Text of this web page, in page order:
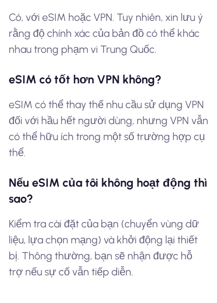
Có, với eSIM hoặc VPN. Tuy nhiên, xin lưu ý
rằng độ chính xác của bản đồ có thể khác
nhau trong phạm vi Trung Quốc.
eSIM có tốt hơn VPN không?
eSIM có thể thay thế nhu cầu sử dụng VPN
đối với hầu hết người dùng, nhưng VPN vẫn
có thể hữu ích trong một số trường hợp cụ
thể.
Nếu eSIM của tôi không hoạt động thì
sao?
Kiểm tra cài đặt của bạn (chuyển vùng dữ
liệu, lựa chọn mạng) và khởi động lại thiết
bị. Thông thường, bạn sẽ nhận được hỗ
trợ nếu sự cố vẫn tiếp diễn.